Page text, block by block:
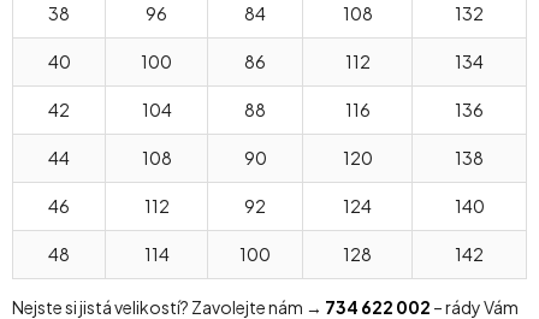
38 96 84 108 132
40 100 86 112 134
42 104 88 116 136
44 108 90 120 138
46 112 92 124 140
48 114 100 128 142
Nejste si jistá velikostí? Zavolejte nám → 734 622 002 – rády Vám